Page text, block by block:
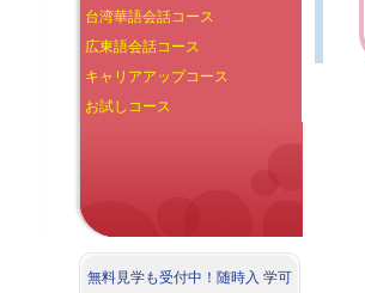
台湾華語会話コース
広東語会話コース
キャリアアップコース
お試しコース
無料見学も受付中！随時入 学可